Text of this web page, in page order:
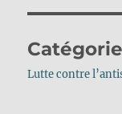
Lutte contre